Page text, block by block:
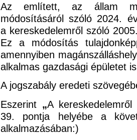
Az említett, az állam
módosításáról szóló 2024.
a kereskedelemről szóló
Ez a módosítás
amennyiben
alkalmas gazdasági épületet
A jogszabály eredeti
Eszerint „A
39. pontja helyébe a
alkalmazásában:)